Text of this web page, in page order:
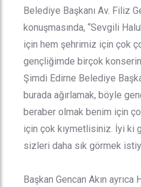
Belediye Başkanı Av. Filiz
konuşmasında, “Sevgili
için hem şehrimiz için çok
gençliğimde birçok
Şimdi Edirne Belediye
burada ağırlamak, böyle
beraber olmak benim için
için çok kıymetlisiniz. İyi ki
sizleri daha sık görmek
Başkan Gencan Akın ayrıca